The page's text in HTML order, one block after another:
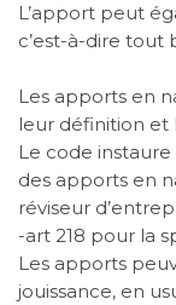
L’apport peut
c’est-à-dire tout
Les apports en
leur définition et
Le code
des apports en
réviseur
-art 218 pour la
Les apports
jouissance, en